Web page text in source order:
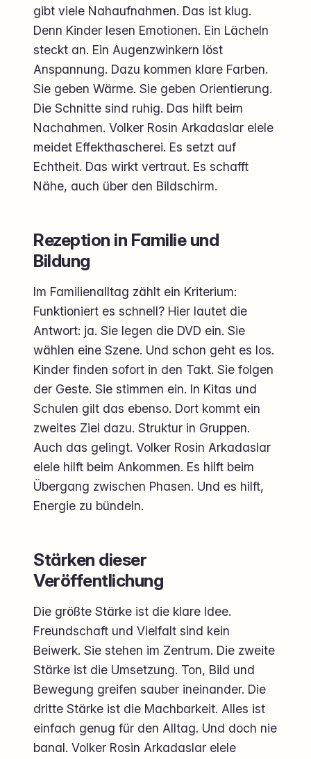
gibt viele Nahaufnahmen. Das ist klug.
Denn Kinder lesen Emotionen. Ein Lächeln
steckt an. Ein Augenzwinkern löst
Anspannung. Dazu kommen klare Farben.
Sie geben Wärme. Sie geben Orientierung.
Die Schnitte sind ruhig. Das hilft beim
Nachahmen. Volker Rosin Arkadaslar elele
meidet Effekthascherei. Es setzt auf
Echtheit. Das wirkt vertraut. Es schafft
Nähe, auch über den Bildschirm.
Rezeption in Familie und
Bildung
Im Familienalltag zählt ein Kriterium:
Funktioniert es schnell? Hier lautet die
Antwort: ja. Sie legen die DVD ein. Sie
wählen eine Szene. Und schon geht es los.
Kinder finden sofort in den Takt. Sie folgen
der Geste. Sie stimmen ein. In Kitas und
Schulen gilt das ebenso. Dort kommt ein
zweites Ziel dazu. Struktur in Gruppen.
Auch das gelingt. Volker Rosin Arkadaslar
elele hilft beim Ankommen. Es hilft beim
Übergang zwischen Phasen. Und es hilft,
Energie zu bündeln.
Stärken dieser
Veröffentlichung
Die größte Stärke ist die klare Idee.
Freundschaft und Vielfalt sind kein
Beiwerk. Sie stehen im Zentrum. Die zweite
Stärke ist die Umsetzung. Ton, Bild und
Bewegung greifen sauber ineinander. Die
dritte Stärke ist die Machbarkeit. Alles ist
einfach genug für den Alltag. Und doch nie
banal. Volker Rosin Arkadaslar elele